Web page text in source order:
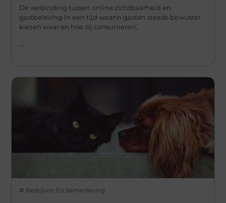
De verbinding tussen online zichtbaarheid en
gastbeleving In een tijd waarin gasten steeds bewuster
kiezen waar en hoe zij consumeren,
Bedrijven En Samenleving